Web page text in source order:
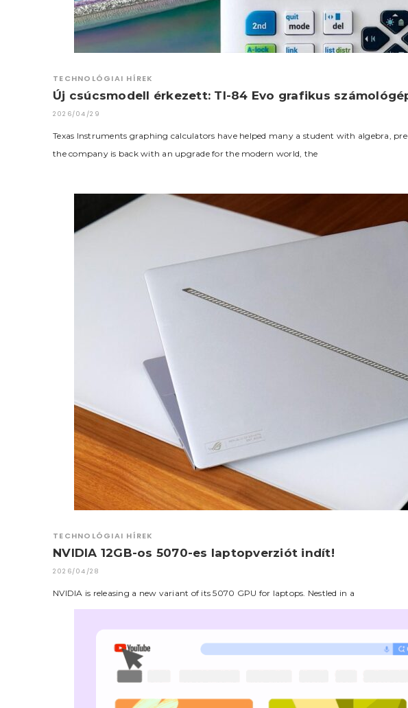
TECHNOLÓGIAI HÍREK
Új csúcsmodell érkezett: TI-84 Evo grafikus
2026/04/29
Texas Instruments graphing calculators have helped many a student with algebra,
the company is back with an upgrade for the modern world, the
TECHNOLÓGIAI HÍREK
NVIDIA 12GB-os 5070-es laptopverziót indít!
2026/04/28
NVIDIA is releasing a new variant of its 5070 GPU for laptops. Nestled in a